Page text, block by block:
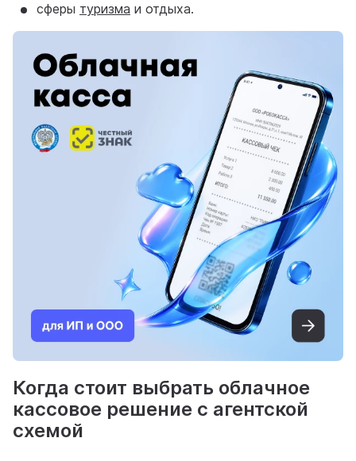
сферы туризма и отдыха.
Когда стоит выбрать облачное
кассовое решение с агентской
схемой